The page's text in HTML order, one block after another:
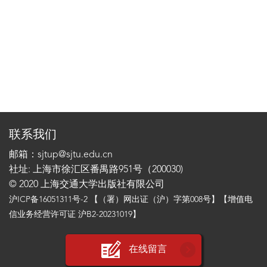
联系我们
邮箱：sjtup@sjtu.edu.cn
社址: 上海市徐汇区番禺路951号（200030)
© 2020 上海交通大学出版社有限公司
沪ICP备16051311号-2 【（署）网出证（沪）字第008号】【增值电
信业务经营许可证 沪B2-20231019】
在线留言